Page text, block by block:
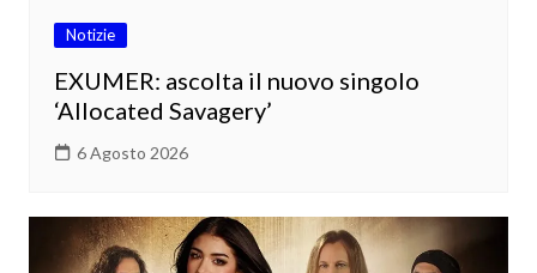
Notizie
EXUMER: ascolta il nuovo singolo
‘Allocated Savagery’
6 Agosto 2026